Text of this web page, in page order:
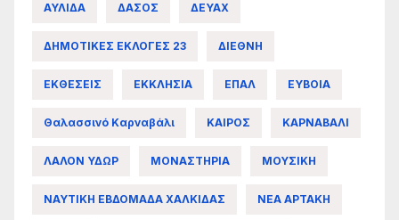
ΑΥΛΙΔΑ ΔΑΣΟΣ ΔΕΥΑΧ
ΔΗΜΟΤΙΚΕΣ ΕΚΛΟΓΕΣ 23 ΔΙΕΘΝΗ
ΕΚΘΕΣΕΙΣ ΕΚΚΛΗΣΙΑ ΕΠΑΛ ΕΥΒΟΙΑ
Θαλασσινό Καρναβάλι ΚΑΙΡΟΣ ΚΑΡΝΑΒΑΛΙ
ΛΑΛΟΝ ΥΔΩΡ ΜΟΝΑΣΤΗΡΙΑ ΜΟΥΣΙΚΗ
ΝΑΥΤΙΚΗ ΕΒΔΟΜΑΔΑ ΧΑΛΚΙΔΑΣ ΝΕΑ ΑΡΤΑΚΗ